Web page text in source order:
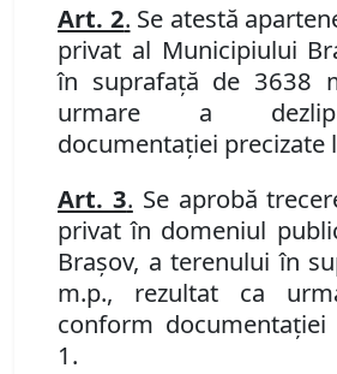
Art. 2. Se atestă
privat al Municipiului
în suprafaţă de 3638
urmare a
documentaţiei precizate
Art. 3. Se aprobă
privat în domeniul
Braşov, a terenului în
m.p., rezultat ca
conform
1.